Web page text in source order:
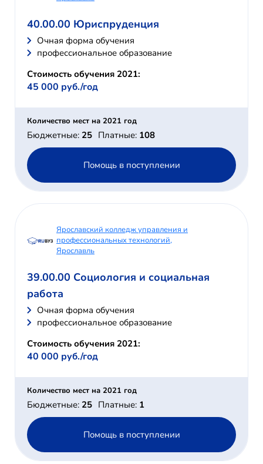
40.00.00 Юриспруденция
Очная форма обучения
профессиональное образование
Стоимость обучения 2021:
45 000 руб./год
Количество мест на 2021 год
Бюджетные: 25 Платные: 108
Помощь в поступлении
Ярославский колледж управления и
профессиональных технологий,
Ярославль
39.00.00 Социология и социальная
работа
Очная форма обучения
профессиональное образование
Стоимость обучения 2021:
40 000 руб./год
Количество мест на 2021 год
Бюджетные: 25 Платные: 1
Помощь в поступлении